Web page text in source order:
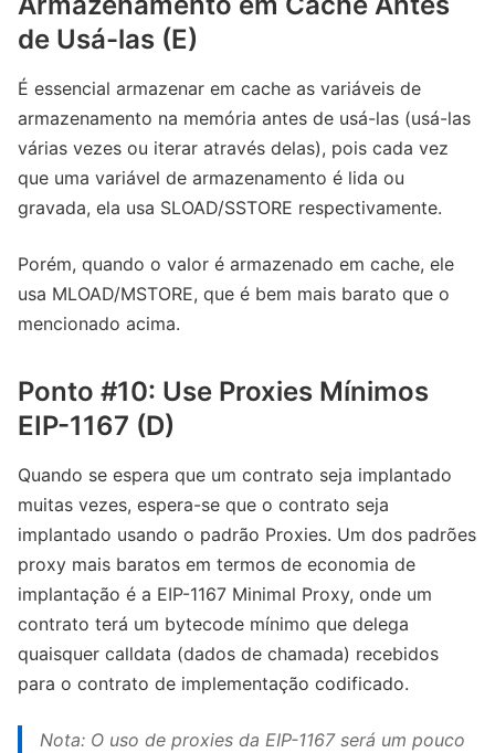
de Usá-las (E)
É essencial armazenar em cache as variáveis ​​de
armazenamento na memória antes de usá-las (usá-las
várias vezes ou iterar através delas), pois cada vez
que uma variável de armazenamento é lida ou
gravada, ela usa SLOAD/SSTORE respectivamente.
Porém, quando o valor é armazenado em cache, ele
usa MLOAD/MSTORE, que é bem mais barato que o
mencionado acima.
Ponto #10: Use Proxies Mínimos
EIP-1167 (D)
Quando se espera que um contrato seja implantado
muitas vezes, espera-se que o contrato seja
implantado usando o padrão Proxies. Um dos padrões
proxy mais baratos em termos de economia de
implantação é a EIP-1167 Minimal Proxy, onde um
contrato terá um bytecode mínimo que delega
quaisquer calldata (dados de chamada) recebidos
para o contrato de implementação codificado.
Nota: O uso de proxies da EIP-1167 será um pouco